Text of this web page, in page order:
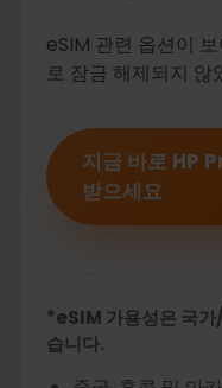
eSIM 관련 옵션이
로 잠금 해제되지 않
지금 바로 HP
받으세요
*eSIM 가용성은 국가
습니다.